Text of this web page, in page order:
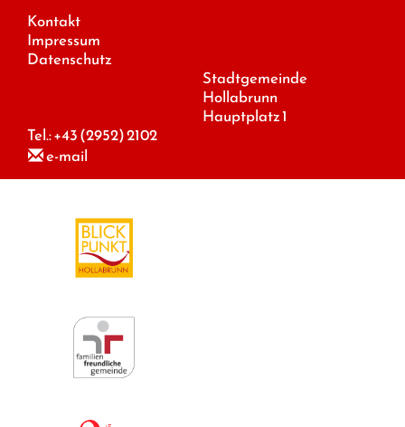
Kontakt
Impressum
Datenschutz
Stadtgemeinde
Hollabrunn
Hauptplatz 1
Tel.:+43 (2952) 2102
e-mail